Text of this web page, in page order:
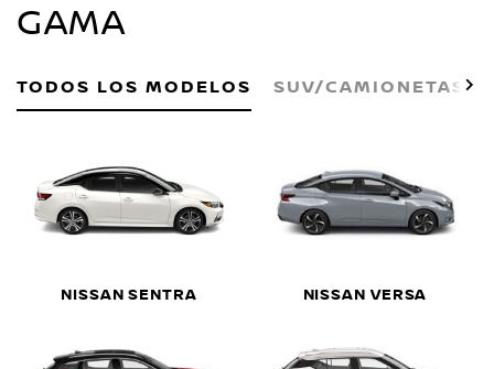
GAMA
TODOS LOS MODELOS SUV/CAMIONETAS
NISSAN SENTRA NISSAN VERSA